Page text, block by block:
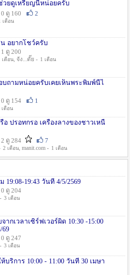
วยดูเหรียญนี้หน่อยครับ
ดู 160
2
เดือน
น อยากโชว์ครับ
ดู 200
เดือน, จัง...ดั๊ย - 1 เดือน
บถามหน่อยครับเคยเห็นพระพิมพ์นี้ไ
ดู 154
1
เดือน
อ ปรอทกรอ เครื่องลางของชาวเหนื
ดู 284
7
2 เดือน, manit.com - 1 เดือน
19:08-19:43 วันที่ 4/5/2569
ดู 204
3 เดือน
ากเวลาเซิร์ฟเวอร์ผิด 10:30 -15:00
69
ดู 247
3 เดือน
บริการ 10:00 - 11:00 วันที่ 30 เมษา